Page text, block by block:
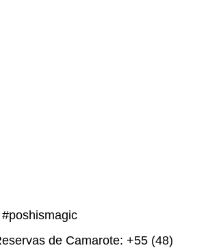
de Camarote: +55 (48)